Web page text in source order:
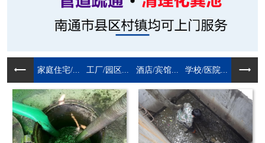
家庭住宅/... 工厂/园区... 酒店/宾馆... 学校/医院...